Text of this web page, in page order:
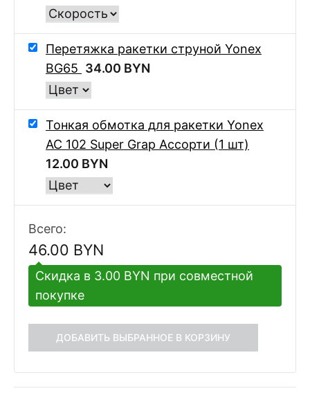
Перетяжка ракетки струной Yonex
BG65 34.00 BYN
Тонкая обмотка для ракетки Yonex
AC 102 Super Grap Ассорти (1 шт)
12.00 BYN
Всего:
46.00 BYN
Скидка в 3.00 BYN при совместной
покупке
ДОБАВИТЬ ВЫБРАННОЕ В КОРЗИНУ